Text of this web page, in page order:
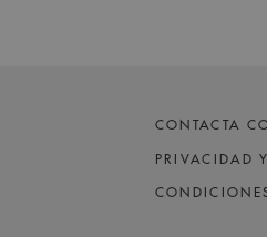
CONTACTA
PRIVACIDAD